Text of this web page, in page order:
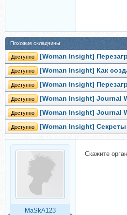
Похожие складчины
Доступно [Woman Insight]
Доступно [Woman Insight] Как
Доступно [Woman Insight]
Доступно [Woman Insight] Journal
Доступно [Woman Insight] Journal
Доступно [Woman Insight]
MaSkA123
Скажите